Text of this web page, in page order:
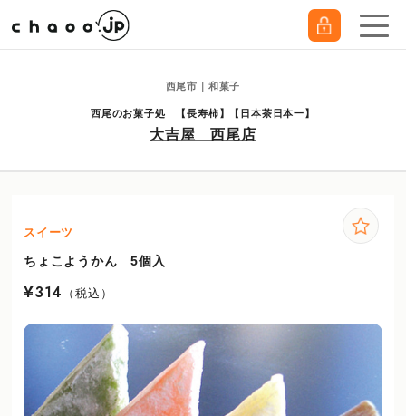
西尾市｜和菓子
西尾のお菓子処 【長寿柿】【日本茶日本一】
大吉屋 西尾店
スイーツ
ちょこようかん 5個入
¥314 （税込）